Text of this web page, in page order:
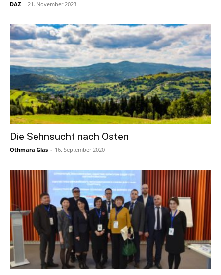
DAZ - 21. November 2023
Die Sehnsucht nach Osten
Othmara Glas - 16. September 2020